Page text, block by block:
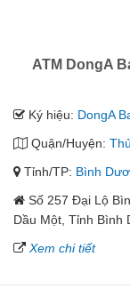
ATM DongA
Ký hiệu: DongA
Quận/Huyện:
Tỉnh/TP: Bình
Số 257 Đại Lộ
Dầu Một, Tỉnh Bình
Xem chi tiết